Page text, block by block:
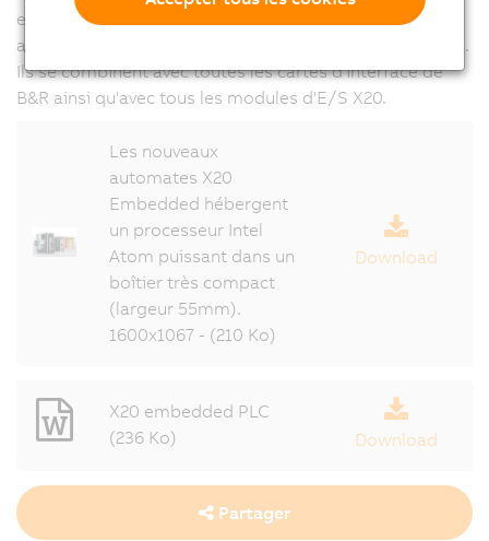
emplacement pour la connexion d'interfaces
additionnelles et supporter ainsi d'autres bus de terrain.
Ils se combinent avec toutes les cartes d'interface de
B&R ainsi qu'avec tous les modules d'E/S X20.
Les nouveaux
automates X20
Embedded hébergent
un processeur Intel
Atom puissant dans un
boîtier très compact
(largeur 55mm).
1600x1067 - (210 Ko)
Download
X20 embedded PLC
(236 Ko)
Download
Partager